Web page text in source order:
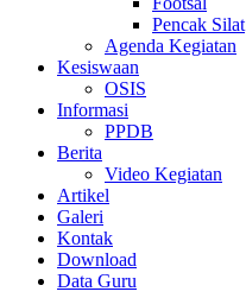
Pencak Silat
Agenda Kegiatan
Kesiswaan
OSIS
Informasi
PPDB
Berita
Video Kegiatan
Artikel
Galeri
Kontak
Download
Data Guru